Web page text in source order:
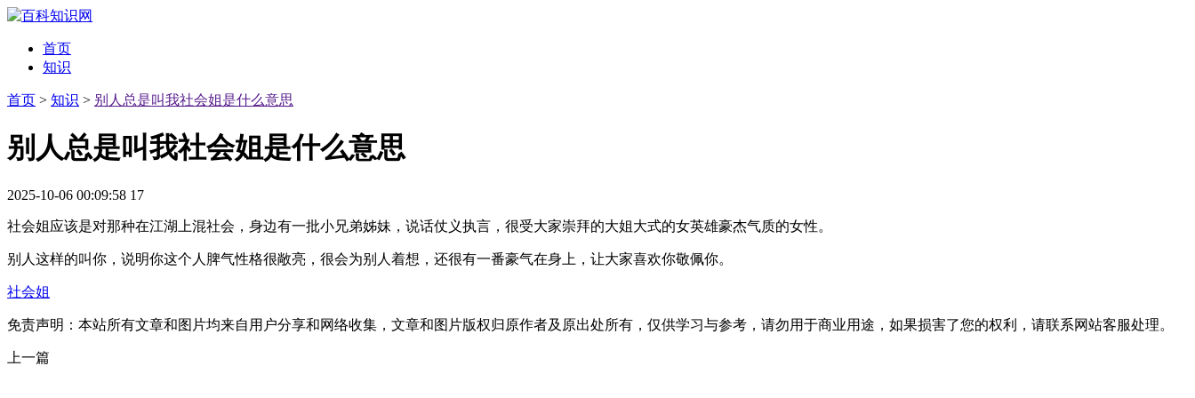
首页
知识
首页 > 知识 > 别人总是叫我社会姐是什么意思
别人总是叫我社会姐是什么意思
2025-10-06 00:09:58 17
社会姐应该是对那种在江湖上混社会，身边有一批小兄弟姊妹，说话仗义执言，很受大家崇拜的大姐大式的女英雄豪杰气质的女性。
别人这样的叫你，说明你这个人脾气性格很敞亮，很会为别人着想，还很有一番豪气在身上，让大家喜欢你敬佩你。
社会姐
免责声明：本站所有文章和图片均来自用户分享和网络收集，文章和图片版权归原作者及原出处所有，仅供学习与参考，请勿用于商业用途，如果损害了您的权利，请联系网站客服处理。
上一篇